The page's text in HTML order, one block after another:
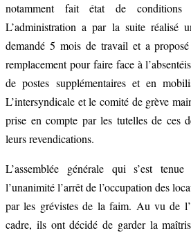
notamment fait état de conditions
L’administration a par la suite réalisé
demandé 5 mois de travail et a
remplacement pour faire face à
de postes supplémentaires et en
L’intersyndicale et le comité de grève
prise en compte par les tutelles de ces
leurs revendications.
L’assemblée générale qui s’est
l’unanimité l’arrêt de l’occupation des
par les grévistes de la faim. Au vu de
cadre, ils ont décidé de garder la